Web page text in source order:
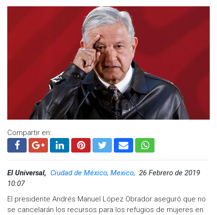
Compartir en:
El Universal, Ciudad de México, Mexico, 26 Febrero de 2019
10:07
El presidente Andrés Manuel López Obrador aseguró que no
se cancelarán los recursos para los refugios de mujeres en